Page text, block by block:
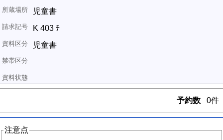
児童書
K 403 ﾁ
児童書
予約数 0件
注意点